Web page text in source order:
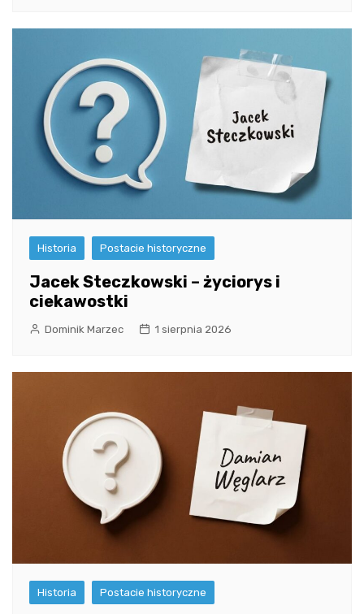
Historia Postacie historyczne
Jacek Steczkowski – życiorys i
ciekawostki
Dominik Marzec 1 sierpnia 2026
Historia Postacie historyczne